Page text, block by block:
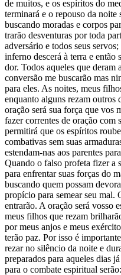
de muitos, e os espíritos do
terminará e o repouso da noite
buscando moradas e corpos
trarão desventuras por toda
adversário e todos seus
inferno descerá à terra e então
dor. Todos aqueles que deram
conversão me buscarão mas
para eles. As noites, meus
enquanto alguns rezam outros
oração será sua força que vos
fazer correntes de oração com
permitirá que os espíritos
combativas sem suas
estendam-nas aos parentes
Quando o falso profeta fizer a
para enfrentar suas forças do
buscando quem possam
propício para semear seu mal.
entrarão. A oração será vosso
meus filhos que rezam
por meus anjos e meus
terão paz. Por isso é
rezar no silêncio da noite e
preparados para aqueles dias
para o combate espiritual serão: